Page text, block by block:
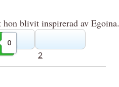
hon blivit inspirerad av Egoina.
0
Gilla
2